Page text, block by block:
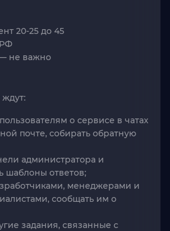
20-25 до 45
не важно
ждут:
о сервисе в чатах
почте, собирать обратную
администратора и
шаблоны ответов;
менеджерами и
сообщать им о
задания, связанные с